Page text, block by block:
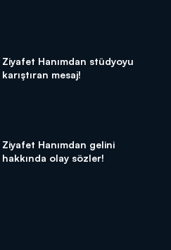
Ziyafet Hanımdan stüdyoyu
karıştıran mesaj!
Ziyafet Hanımdan gelini
hakkında olay sözler!